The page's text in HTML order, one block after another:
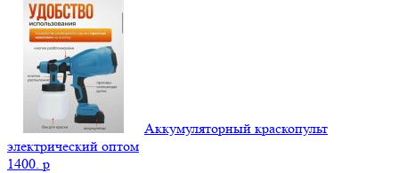
Аккумуляторный краскопульт
электрический оптом
1400. p